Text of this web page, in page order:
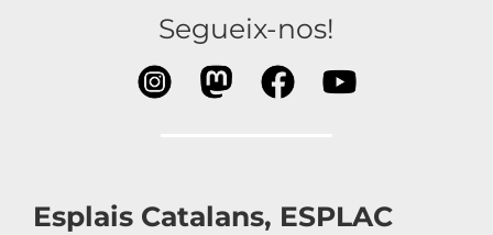
Segueix-nos!
Esplais Catalans, ESPLAC